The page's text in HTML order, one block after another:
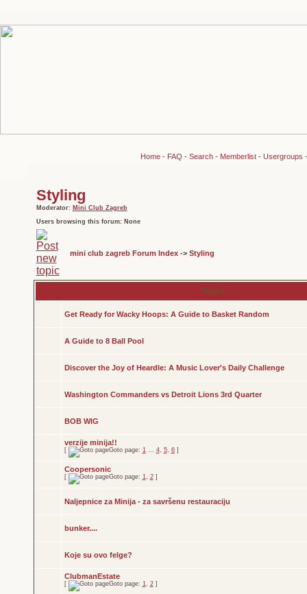
Home- FAQ - Search- Memberlist- Usergroups
Styling
Moderator: Mini Club Zagreb
Users browsing this forum: None
mini club zagreb Forum Index-> Styling
Topics
Get Ready for Wacky Hoops: A Guide to Basket Random
A Guide to 8 Ball Pool
Discover the Joy of Heardle: A Music Lover's Daily Challenge
Washington Commanders vs Detroit Lions 3rd Quarter
BOB WIG
verzije minija!!
[ Goto page: 1... 4, 5, 6]
Coopersonic
[ Goto page: 1, 2]
Naljepnice za Minija - za savršenu restauraciju
bunker....
Koje su ovo felge?
ClubmanEstate
[ Goto page: 1, 2]